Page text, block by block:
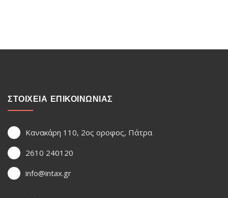
ΣΤΟΙΧΕΙΑ ΕΠΙΚΟΙΝΩΝΙΑΣ
Κανακάρη 110, 2ος οροφος, Πάτρα
2610 240120
info@intax.gr